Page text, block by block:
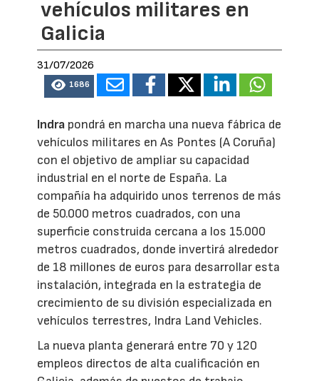
vehículos militares en
Galicia
31/07/2026
1686
Indra pondrá en marcha una nueva fábrica de
vehículos militares en As Pontes (A Coruña)
con el objetivo de ampliar su capacidad
industrial en el norte de España. La
compañía ha adquirido unos terrenos de más
de 50.000 metros cuadrados, con una
superficie construida cercana a los 15.000
metros cuadrados, donde invertirá alrededor
de 18 millones de euros para desarrollar esta
instalación, integrada en la estrategia de
crecimiento de su división especializada en
vehículos terrestres, Indra Land Vehicles.
La nueva planta generará entre 70 y 120
empleos directos de alta cualificación en